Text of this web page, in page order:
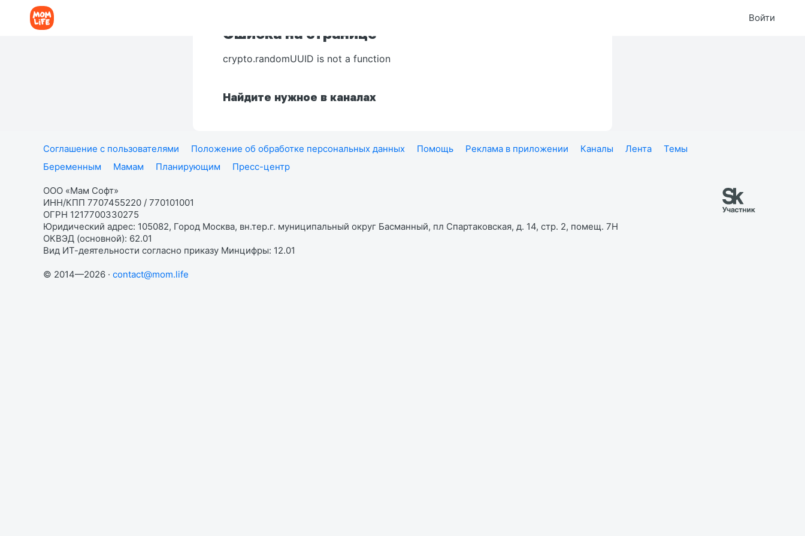
Войти
Ошибка на странице
crypto.randomUUID is not a function
Найдите нужное в каналах
Соглашение с пользователями Положение об обработке персональных данных Помощь Реклама в приложении Каналы Лента
Темы
Беременным
Мамам Планирующим Пресс-центр
ООО «Мам Софт»
ИНН/КПП 7707455220 / 770101001
ОГРН 1217700330275
Юридический адрес: 105082, Город Москва, вн.тер.г. муниципальный округ Басманный, пл Спартаковская, д. 14, стр. 2, помещ. 7Н
ОКВЭД (основной): 62.01
Вид ИТ-деятельности согласно приказу Минцифры: 12.01
© 2014—2026 · contact@mom.life